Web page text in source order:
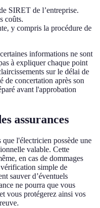
SIRET de l’entreprise.
coûts.
y compris la procédure de
informations ne sont
à expliquer chaque point
sur le délai de
de concertation après son
avant l'approbation
assurances
l'électricien possède une
valable. Cette
en cas de dommages
simple de
sauver d’éventuels
ne pourra que vous
vous protégerez ainsi vos